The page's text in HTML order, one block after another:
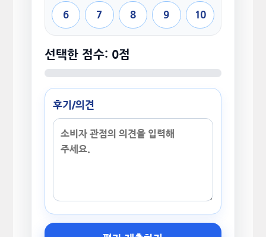
6 7 8 9 10
선택한 점수: 0점
후기/의견